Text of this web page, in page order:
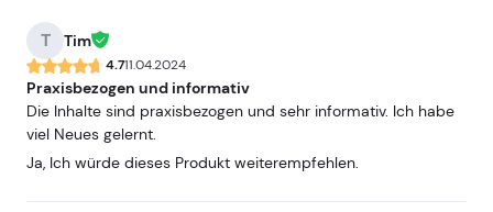
T Tim
4.711.04.2024
Praxisbezogen und informativ
Die Inhalte sind praxisbezogen und sehr informativ. Ich habe
viel Neues gelernt.
Ja, Ich würde dieses Produkt weiterempfehlen.